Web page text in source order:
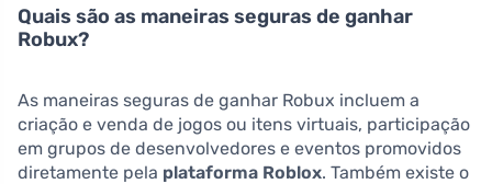
Quais são as maneiras seguras de ganhar
Robux?
As maneiras seguras de ganhar Robux incluem a
criação e venda de jogos ou itens virtuais, participação
em grupos de desenvolvedores e eventos promovidos
diretamente pela plataforma Roblox. Também existe o